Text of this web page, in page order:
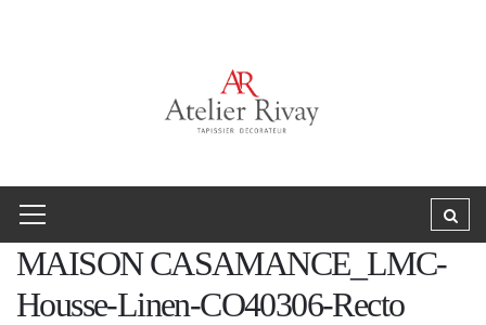
MAISON CASAMANCE_LMC-
Housse-Linen-CO40306-Recto